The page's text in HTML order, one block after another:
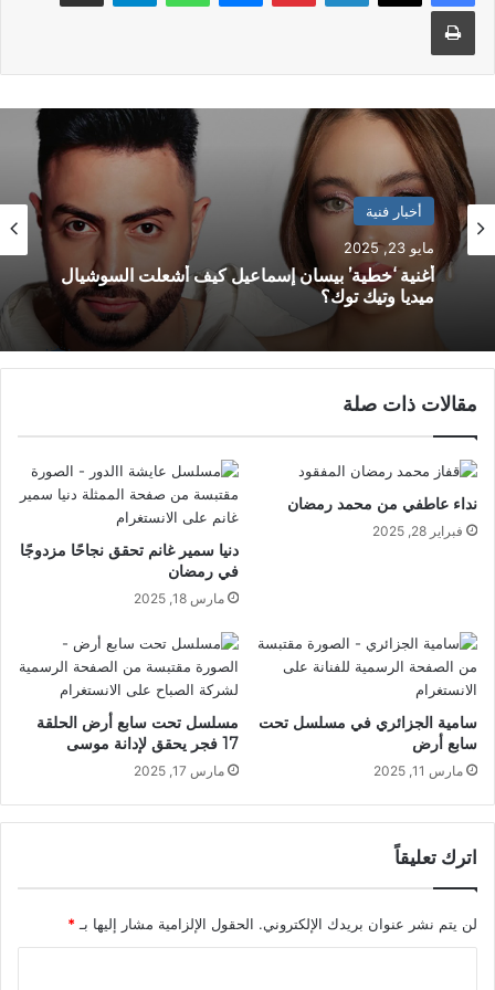
طباعة
أخبار فنية
مايو 23, 2025
أغنية ‘خطية’ بيسان إسماعيل كيف أشعلت السوشيال
ميديا وتيك توك؟
مقالات ذات صلة
نداء عاطفي من محمد رمضان
فبراير 28, 2025
دنيا سمير غانم تحقق نجاحًا مزدوجًا
في رمضان
مارس 18, 2025
سامية الجزائري في مسلسل تحت
سابع أرض
مارس 11, 2025
مسلسل تحت سابع أرض الحلقة
17 فجر يحقق لإدانة موسى
مارس 17, 2025
اترك تعليقاً
لن يتم نشر عنوان بريدك الإلكتروني. الحقول الإلزامية مشار إليها بـ *